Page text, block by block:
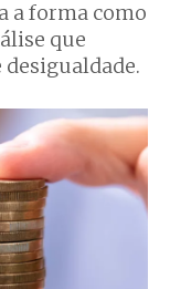
a forma como
que